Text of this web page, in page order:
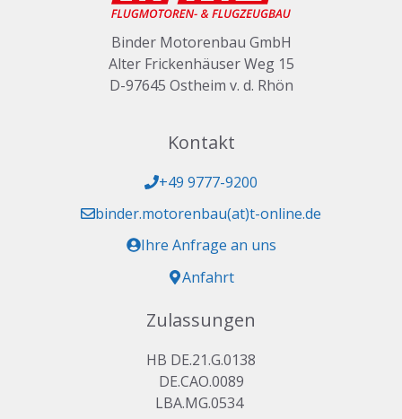
Binder Motorenbau GmbH
Alter Frickenhäuser Weg 15
D-97645 Ostheim v. d. Rhön
Kontakt
+49 9777-9200
binder.motorenbau(at)t-online.de
Ihre Anfrage an uns
Anfahrt
Zulassungen
HB DE.21.G.0138
DE.CAO.0089
LBA.MG.0534